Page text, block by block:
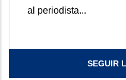
al periodista...
SEGUIR